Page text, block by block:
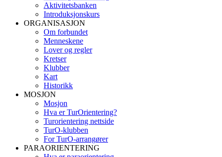
Aktivitetsbanken
Introduksjonskurs
ORGANISASJON
Om forbundet
Menneskene
Lover og regler
Kretser
Klubber
Kart
Historikk
MOSJON
Mosjon
Hva er TurOrientering?
Turorientering nettside
TurO-klubben
For TurO-arrangører
PARAORIENTERING